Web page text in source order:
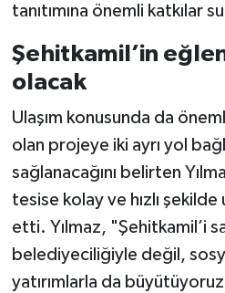
tanıtımına önemli katkılar
Şehitkamil’in
olacak
Ulaşım konusunda da
olan projeye iki ayrı yol
sağlanacağını belirten
tesise kolay ve hızlı
etti. Yılmaz, "Şehitkamil’i
belediyeciliğiyle değil,
yatırımlarla da